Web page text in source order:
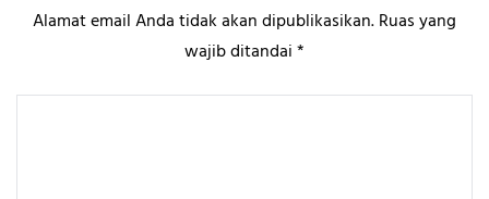
Alamat email Anda tidak akan dipublikasikan.Ruas yang
wajib ditandai*